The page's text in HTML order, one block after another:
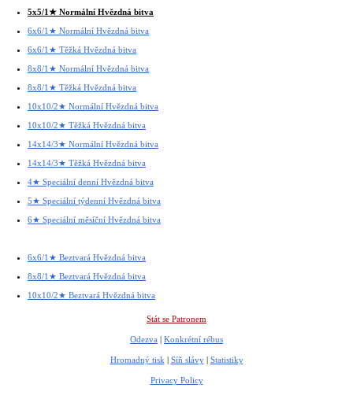
5x5/1★ Normální Hvězdná bitva
6x6/1★ Normální Hvězdná bitva
6x6/1★ Těžká Hvězdná bitva
8x8/1★ Normální Hvězdná bitva
8x8/1★ Těžká Hvězdná bitva
10x10/2★ Normální Hvězdná bitva
10x10/2★ Těžká Hvězdná bitva
14x14/3★ Normální Hvězdná bitva
14x14/3★ Těžká Hvězdná bitva
4★ Speciální denní Hvězdná bitva
5★ Speciální týdenní Hvězdná bitva
6★ Speciální měsíční Hvězdná bitva
6x6/1★ Beztvará Hvězdná bitva
8x8/1★ Beztvará Hvězdná bitva
10x10/2★ Beztvará Hvězdná bitva
Stát se Patronem
Odezva | Konkrétní rébus
Hromadný tisk | Síň slávy| Statistiky
Privacy Policy